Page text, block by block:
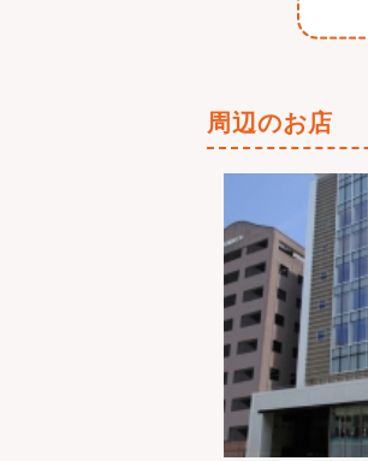
周辺のお店